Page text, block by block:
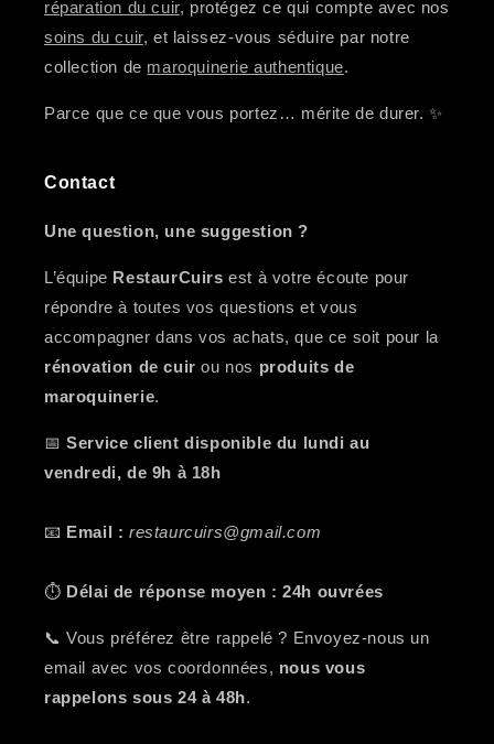
réparation du cuir, protégez ce qui compte avec nos
soins du cuir, et laissez-vous séduire par notre
collection de maroquinerie authentique.
Parce que ce que vous portez… mérite de durer. ✨
Contact
Une question, une suggestion ?
L’équipe RestaurCuirs est à votre écoute pour
répondre à toutes vos questions et vous
accompagner dans vos achats, que ce soit pour la
rénovation de cuir ou nos produits de
maroquinerie.
📅Service client disponible du lundi au
vendredi, de 9h à 18h
📧 Email : restaurcuirs@gmail.com
⏱️ Délai de réponse moyen : 24h ouvrées
📞 Vous préférez être rappelé ? Envoyez-nous un
email avec vos coordonnées, nous vous
rappelons sous 24 à 48h.